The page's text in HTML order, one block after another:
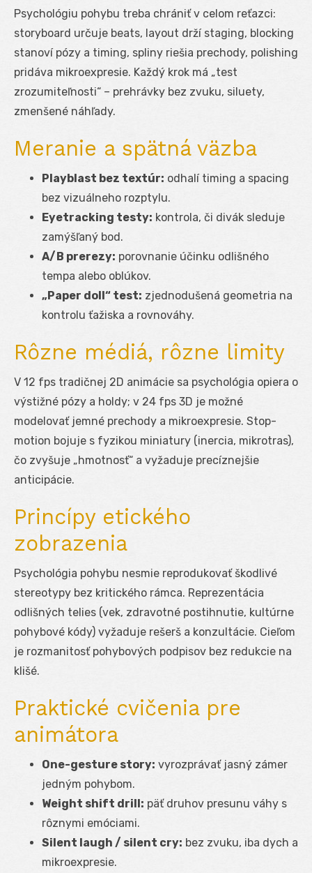
Psychológiu pohybu treba chrániť v celom reťazci:
storyboard určuje beats, layout drží staging, blocking
stanoví pózy a timing, spliny riešia prechody, polishing
pridáva mikroexpresie. Každý krok má „test
zrozumiteľnosti“ – prehrávky bez zvuku, siluety,
zmenšené náhľady.
Meranie a spätná väzba
Playblast bez textúr: odhalí timing a spacing
bez vizuálneho rozptylu.
Eyetracking testy: kontrola, či divák sleduje
zamýšľaný bod.
A/B prerezy: porovnanie účinku odlišného
tempa alebo oblúkov.
„Paper doll“ test: zjednodušená geometria na
kontrolu ťažiska a rovnováhy.
Rôzne médiá, rôzne limity
V 12 fps tradičnej 2D animácie sa psychológia opiera o
výstižné pózy a holdy; v 24 fps 3D je možné
modelovať jemné prechody a mikroexpresie. Stop-
motion bojuje s fyzikou miniatury (inercia, mikrotras),
čo zvyšuje „hmotnosť“ a vyžaduje precíznejšie
anticipácie.
Princípy etického
zobrazenia
Psychológia pohybu nesmie reprodukovať škodlivé
stereotypy bez kritického rámca. Reprezentácia
odlišných telies (vek, zdravotné postihnutie, kultúrne
pohybové kódy) vyžaduje rešerš a konzultácie. Cieľom
je rozmanitosť pohybových podpisov bez redukcie na
klišé.
Praktické cvičenia pre
animátora
One-gesture story: vyrozprávať jasný zámer
jedným pohybom.
Weight shift drill: päť druhov presunu váhy s
rôznymi emóciami.
Silent laugh / silent cry: bez zvuku, iba dych a
mikroexpresie.